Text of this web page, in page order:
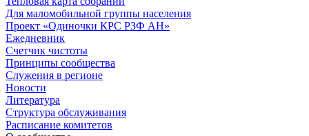
Для маломобильной группы населения
Проект «Одиночки КРС РЗФ АН»
Ежедневник
Счетчик чистоты
Принципы сообщества
Служения в регионе
Новости
Литература
Структура обслуживания
Расписание комитетов